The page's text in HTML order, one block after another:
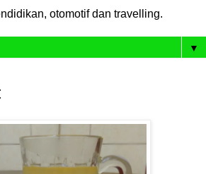
otomotif dan travelling.
▼